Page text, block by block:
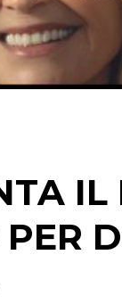
CINEMA
DIGITALE
RADIO / AUDIO
TV